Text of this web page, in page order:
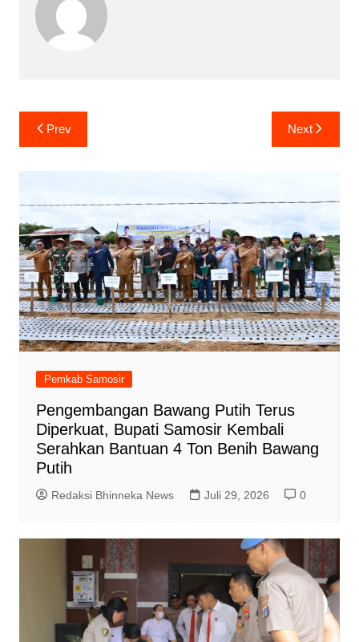
Navigasi
pos
Prev Next
Pemkab Samosir
Pengembangan Bawang Putih Terus
Diperkuat, Bupati Samosir Kembali
Serahkan Bantuan 4 Ton Benih Bawang
Putih
Redaksi Bhinneka News Juli 29, 2026 0